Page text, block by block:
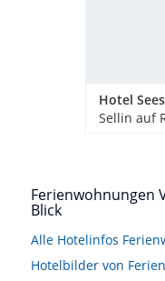
Sellin auf
Ferienwohnungen
Blick
Alle Hotelinfos
Hotelbilder von